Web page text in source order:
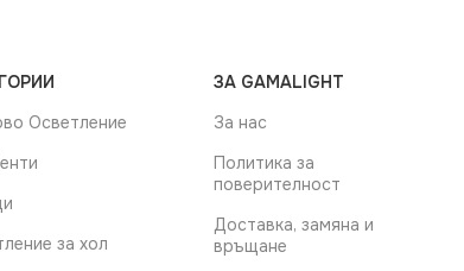
Осветление
за хол
ЗА GAMALIGHT
За нас
Политика за
поверителност
Доставка, замяна и
връщане